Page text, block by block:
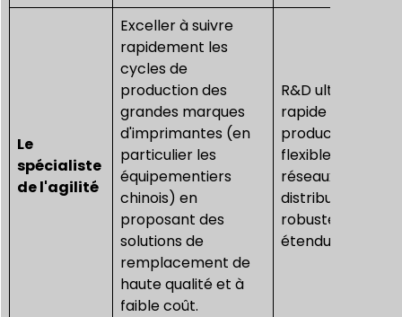
Le
spécialiste
de l'agilité
Exceller à suivre
rapidement les
cycles de
production des
grandes marques
d'imprimantes (en
particulier les
équipementiers
chinois) en
proposant des
solutions de
remplacement de
haute qualité et à
faible coût.
R&D ultra-
rapide et
production
flexible ;
réseaux de
distribution
robustes et
étendus.